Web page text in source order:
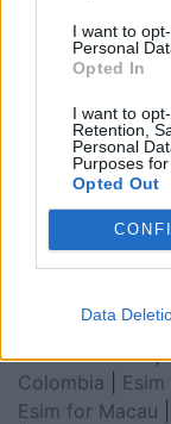
I want to
Personal
Opted In
I want to
Retention,
Personal
Purposes
Opted Out
Data
for Turkey|
for Asia|Esim
Emirates|Esim
for China|Esim
Esim for Latin
Cooperation
South America|
Esim for Japan|
South Africa|
Esim for Brazil|
Colombia
Esim for Macau